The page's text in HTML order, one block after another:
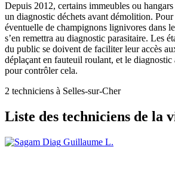
Depuis 2012, certains immeubles ou
un diagnostic déchets avant démolition.
éventuelle de champignons lignivores dans
s’en remettra au diagnostic parasitaire. Les
du public se doivent de faciliter leur accès
déplaçant en fauteuil roulant, et le diagnostic
pour contrôler cela.
2 techniciens à Selles-sur-Cher
Liste des techniciens de la
Guillaume L.